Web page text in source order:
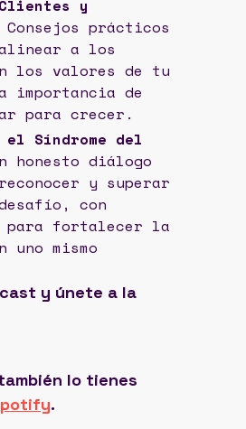
y
Consejos prácticos
alinear a los
los valores de tu
importancia de
para crecer.
el Síndrome del
honesto diálogo
y superar
con
para fortalecer la
uno mismo
y únete a la
lo tienes
.